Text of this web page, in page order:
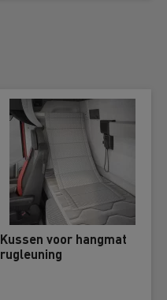
Kussen voor hangmat
rugleuning